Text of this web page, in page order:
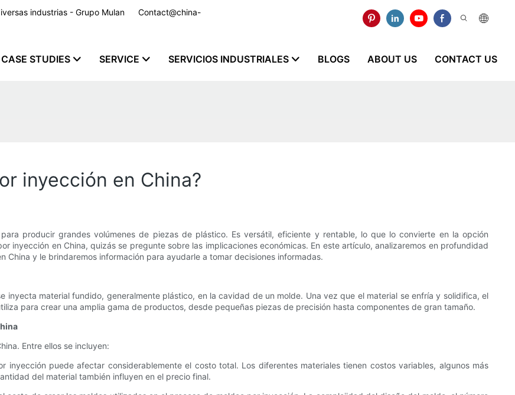
industrias - Grupo Mulan
Contact@china-
CASE STUDIES SERVICE SERVICIOS INDUSTRIALES BLOGS ABOUT US CONTACT US
inyección en China?
producir grandes volúmenes de piezas de plástico. Es versátil, eficiente y rentable, lo que lo convierte en la opción
inyección en China, quizás se pregunte sobre las implicaciones económicas. En este artículo, analizaremos en profundidad
y le brindaremos información para ayudarle a tomar decisiones informadas.
inyecta material fundido, generalmente plástico, en la cavidad de un molde. Una vez que el material se enfría y solidifica, el
para crear una amplia gama de productos, desde pequeñas piezas de precisión hasta componentes de gran tamaño.
Entre ellos se incluyen:
inyección puede afectar considerablemente el costo total. Los diferentes materiales tienen costos variables, algunos más
del material también influyen en el precio final.